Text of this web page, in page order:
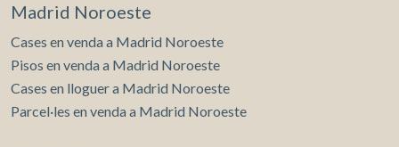
Madrid Noroeste
Cases en venda a Madrid Noroeste
Pisos en venda a Madrid Noroeste
Cases en lloguer a Madrid Noroeste
Parcel·les en venda a Madrid Noroeste